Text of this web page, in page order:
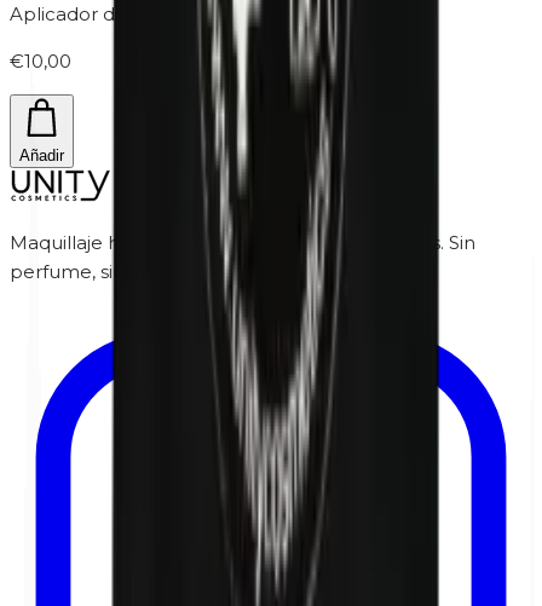
Aplicador de rimel | 25 piezas
€10,00
Añadir
Maquillaje hipoalergénico para pieles sensibles. Sin
perfume, sin parabenos, sin crueldad.